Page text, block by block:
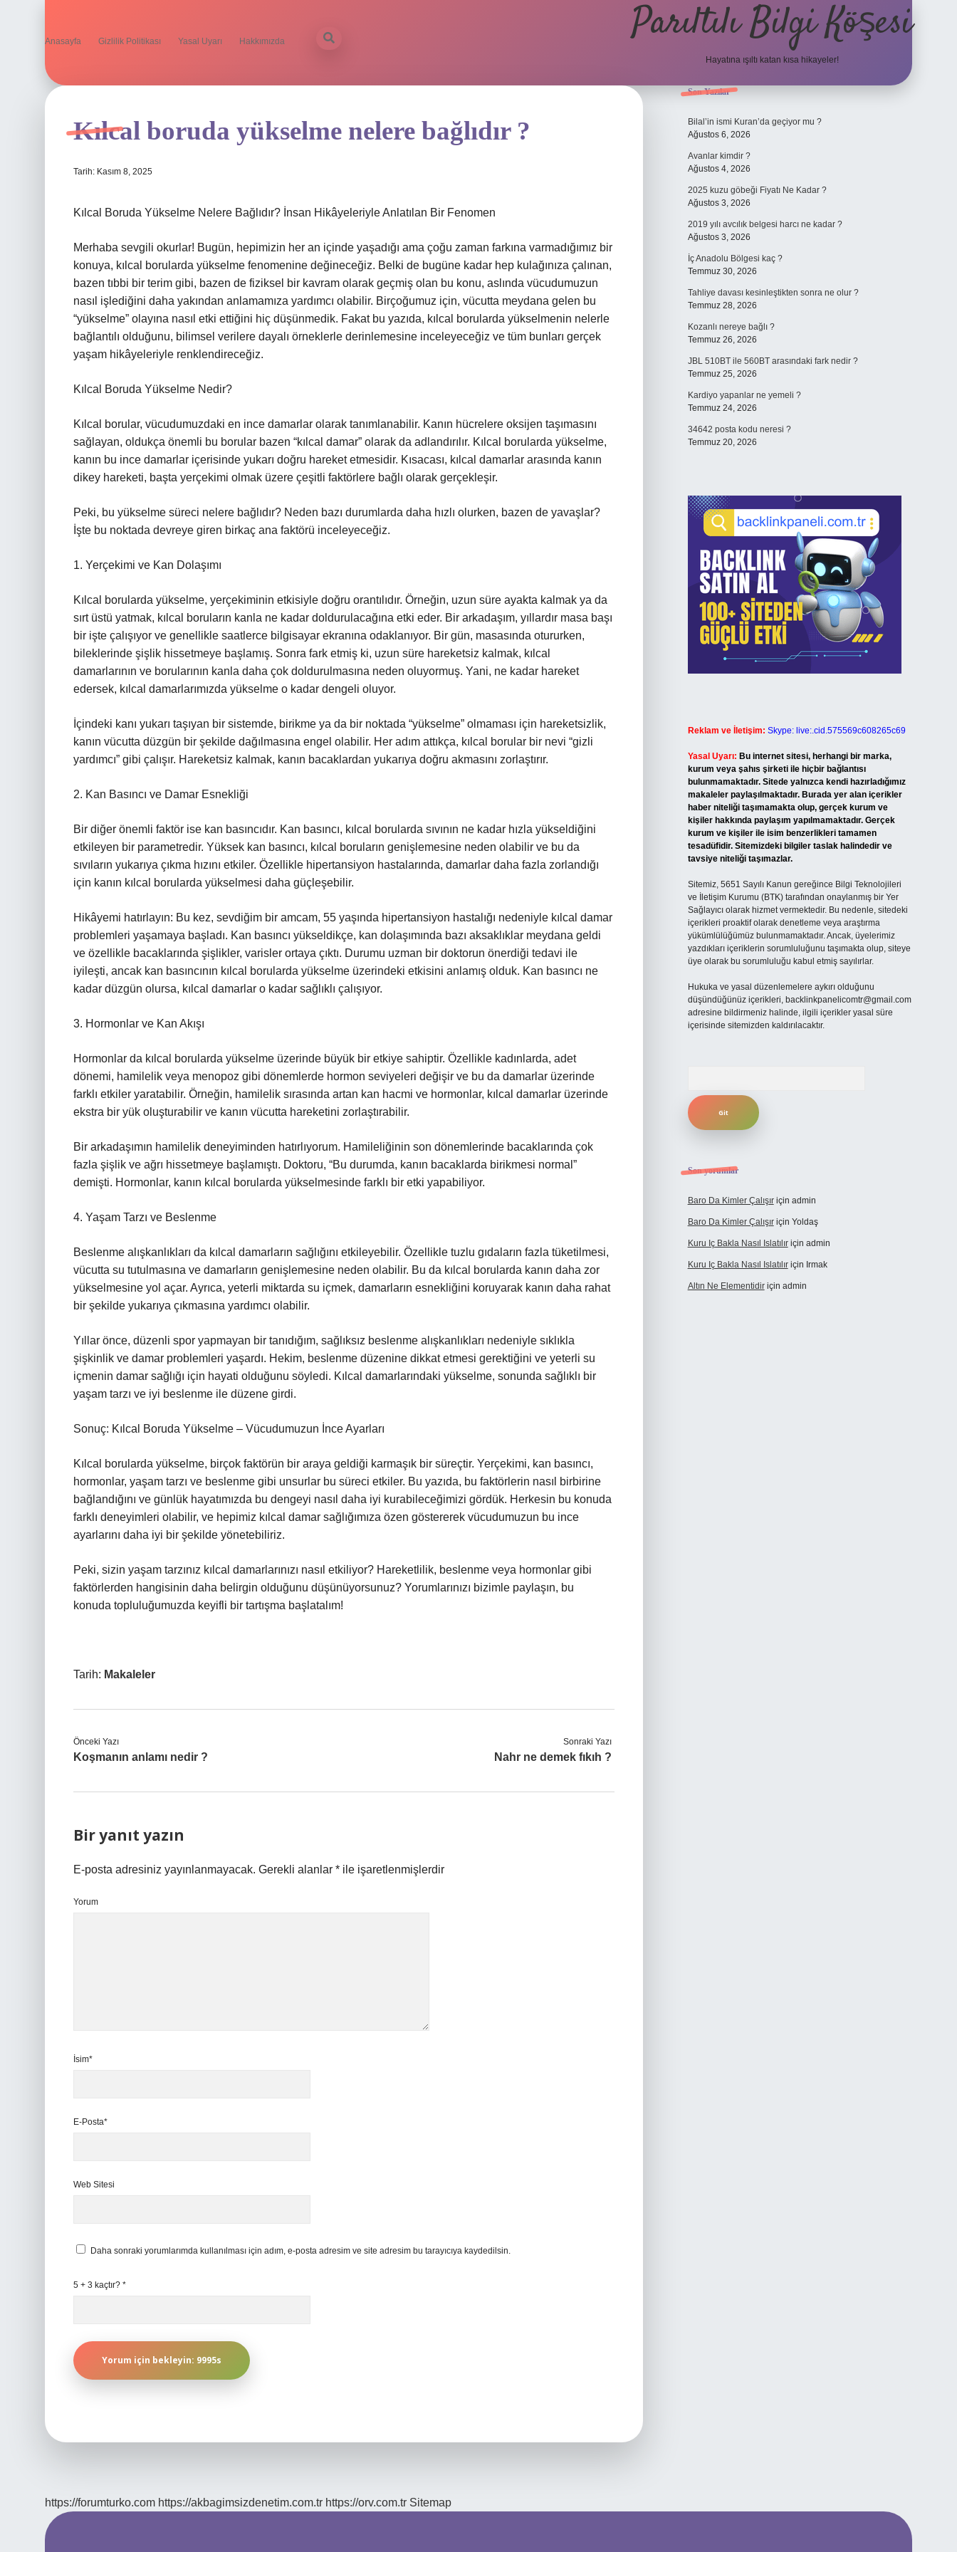
Anasayfa Gizlilik Politikası Yasal Uyarı Hakkımızda Parıltılı Bilgi Köşesi
Hayatına ışıltı katan kısa hikayeler!
Kılcal boruda yükselme nelere bağlıdır ?
Tarih: Kasım 8, 2025
Kılcal Boruda Yükselme Nelere Bağlıdır? İnsan Hikâyeleriyle Anlatılan Bir Fenomen
Merhaba sevgili okurlar! Bugün, hepimizin her an içinde yaşadığı ama çoğu zaman farkına varmadığımız bir
konuya, kılcal borularda yükselme fenomenine değineceğiz. Belki de bugüne kadar hep kulağınıza çalınan,
bazen tıbbi bir terim gibi, bazen de fiziksel bir kavram olarak geçmiş olan bu konu, aslında vücudumuzun
nasıl işlediğini daha yakından anlamamıza yardımcı olabilir. Birçoğumuz için, vücutta meydana gelen bu
“yükselme” olayına nasıl etki ettiğini hiç düşünmedik. Fakat bu yazıda, kılcal borularda yükselmenin nelerle
bağlantılı olduğunu, bilimsel verilere dayalı örneklerle derinlemesine inceleyeceğiz ve tüm bunları gerçek
yaşam hikâyeleriyle renklendireceğiz.
Kılcal Boruda Yükselme Nedir?
Kılcal borular, vücudumuzdaki en ince damarlar olarak tanımlanabilir. Kanın hücrelere oksijen taşımasını
sağlayan, oldukça önemli bu borular bazen “kılcal damar” olarak da adlandırılır. Kılcal borularda yükselme,
kanın bu ince damarlar içerisinde yukarı doğru hareket etmesidir. Kısacası, kılcal damarlar arasında kanın
dikey hareketi, başta yerçekimi olmak üzere çeşitli faktörlere bağlı olarak gerçekleşir.
Peki, bu yükselme süreci nelere bağlıdır? Neden bazı durumlarda daha hızlı olurken, bazen de yavaşlar?
İşte bu noktada devreye giren birkaç ana faktörü inceleyeceğiz.
1. Yerçekimi ve Kan Dolaşımı
Kılcal borularda yükselme, yerçekiminin etkisiyle doğru orantılıdır. Örneğin, uzun süre ayakta kalmak ya da
sırt üstü yatmak, kılcal boruların kanla ne kadar doldurulacağına etki eder. Bir arkadaşım, yıllardır masa başı
bir işte çalışıyor ve genellikle saatlerce bilgisayar ekranına odaklanıyor. Bir gün, masasında otururken,
bileklerinde şişlik hissetmeye başlamış. Sonra fark etmiş ki, uzun süre hareketsiz kalmak, kılcal
damarlarının ve borularının kanla daha çok doldurulmasına neden oluyormuş. Yani, ne kadar hareket
edersek, kılcal damarlarımızda yükselme o kadar dengeli oluyor.
İçindeki kanı yukarı taşıyan bir sistemde, birikme ya da bir noktada “yükselme” olmaması için hareketsizlik,
kanın vücutta düzgün bir şekilde dağılmasına engel olabilir. Her adım attıkça, kılcal borular bir nevi “gizli
yardımcı” gibi çalışır. Hareketsiz kalmak, kanın bacaklardan yukarıya doğru akmasını zorlaştırır.
2. Kan Basıncı ve Damar Esnekliği
Bir diğer önemli faktör ise kan basıncıdır. Kan basıncı, kılcal borularda sıvının ne kadar hızla yükseldiğini
etkileyen bir parametredir. Yüksek kan basıncı, kılcal boruların genişlemesine neden olabilir ve bu da
sıvıların yukarıya çıkma hızını etkiler. Özellikle hipertansiyon hastalarında, damarlar daha fazla zorlandığı
için kanın kılcal borularda yükselmesi daha güçleşebilir.
Hikâyemi hatırlayın: Bu kez, sevdiğim bir amcam, 55 yaşında hipertansiyon hastalığı nedeniyle kılcal damar
problemleri yaşamaya başladı. Kan basıncı yükseldikçe, kan dolaşımında bazı aksaklıklar meydana geldi
ve özellikle bacaklarında şişlikler, varisler ortaya çıktı. Durumu uzman bir doktorun önerdiği tedavi ile
iyileşti, ancak kan basıncının kılcal borularda yükselme üzerindeki etkisini anlamış olduk. Kan basıncı ne
kadar düzgün olursa, kılcal damarlar o kadar sağlıklı çalışıyor.
3. Hormonlar ve Kan Akışı
Hormonlar da kılcal borularda yükselme üzerinde büyük bir etkiye sahiptir. Özellikle kadınlarda, adet
dönemi, hamilelik veya menopoz gibi dönemlerde hormon seviyeleri değişir ve bu da damarlar üzerinde
farklı etkiler yaratabilir. Örneğin, hamilelik sırasında artan kan hacmi ve hormonlar, kılcal damarlar üzerinde
ekstra bir yük oluşturabilir ve kanın vücutta hareketini zorlaştırabilir.
Bir arkadaşımın hamilelik deneyiminden hatırlıyorum. Hamileliğinin son dönemlerinde bacaklarında çok
fazla şişlik ve ağrı hissetmeye başlamıştı. Doktoru, “Bu durumda, kanın bacaklarda birikmesi normal”
demişti. Hormonlar, kanın kılcal borularda yükselmesinde farklı bir etki yapabiliyor.
4. Yaşam Tarzı ve Beslenme
Beslenme alışkanlıkları da kılcal damarların sağlığını etkileyebilir. Özellikle tuzlu gıdaların fazla tüketilmesi,
vücutta su tutulmasına ve damarların genişlemesine neden olabilir. Bu da kılcal borularda kanın daha zor
yükselmesine yol açar. Ayrıca, yeterli miktarda su içmek, damarların esnekliğini koruyarak kanın daha rahat
bir şekilde yukarıya çıkmasına yardımcı olabilir.
Yıllar önce, düzenli spor yapmayan bir tanıdığım, sağlıksız beslenme alışkanlıkları nedeniyle sıklıkla
şişkinlik ve damar problemleri yaşardı. Hekim, beslenme düzenine dikkat etmesi gerektiğini ve yeterli su
içmenin damar sağlığı için hayati olduğunu söyledi. Kılcal damarlarındaki yükselme, sonunda sağlıklı bir
yaşam tarzı ve iyi beslenme ile düzene girdi.
Sonuç: Kılcal Boruda Yükselme – Vücudumuzun İnce Ayarları
Kılcal borularda yükselme, birçok faktörün bir araya geldiği karmaşık bir süreçtir. Yerçekimi, kan basıncı,
hormonlar, yaşam tarzı ve beslenme gibi unsurlar bu süreci etkiler. Bu yazıda, bu faktörlerin nasıl birbirine
bağlandığını ve günlük hayatımızda bu dengeyi nasıl daha iyi kurabileceğimizi gördük. Herkesin bu konuda
farklı deneyimleri olabilir, ve hepimiz kılcal damar sağlığımıza özen göstererek vücudumuzun bu ince
ayarlarını daha iyi bir şekilde yönetebiliriz.
Peki, sizin yaşam tarzınız kılcal damarlarınızı nasıl etkiliyor? Hareketlilik, beslenme veya hormonlar gibi
faktörlerden hangisinin daha belirgin olduğunu düşünüyorsunuz? Yorumlarınızı bizimle paylaşın, bu
konuda topluluğumuzda keyifli bir tartışma başlatalım!
Tarih: Makaleler
Önceki Yazı
Koşmanın anlamı nedir ?
Sonraki Yazı
Nahr ne demek fıkıh ?
Bir yanıt yazın
E-posta adresiniz yayınlanmayacak. Gerekli alanlar * ile işaretlenmişlerdir
Yorum
İsim*
E-Posta*
Web Sitesi
Daha sonraki yorumlarımda kullanılması için adım, e-posta adresim ve site adresim bu tarayıcıya kaydedilsin.
5 + 3 kaçtır? *
https://forumturko.com https://akbagimsizdenetim.com.tr https://orv.com.tr Sitemap
Sidebar
Son Yazılar
Bilal’in ismi Kuran’da geçiyor mu ?
Ağustos 6, 2026
Avanlar kimdir ?
Ağustos 4, 2026
2025 kuzu göbeği Fiyatı Ne Kadar ?
Ağustos 3, 2026
2019 yılı avcılık belgesi harcı ne kadar ?
Ağustos 3, 2026
İç Anadolu Bölgesi kaç ?
Temmuz 30, 2026
Tahliye davası kesinleştikten sonra ne olur ?
Temmuz 28, 2026
Kozanlı nereye bağlı ?
Temmuz 26, 2026
JBL 510BT ile 560BT arasındaki fark nedir ?
Temmuz 25, 2026
Kardiyo yapanlar ne yemeli ?
Temmuz 24, 2026
34642 posta kodu neresi ?
Temmuz 20, 2026
Reklam ve İletişim: Skype: live:.cid.575569c608265c69
Yasal Uyarı: Bu internet sitesi, herhangi bir marka,
kurum veya şahıs şirketi ile hiçbir bağlantısı
bulunmamaktadır. Sitede yalnızca kendi hazırladığımız
makaleler paylaşılmaktadır. Burada yer alan içerikler
haber niteliği taşımamakta olup, gerçek kurum ve
kişiler hakkında paylaşım yapılmamaktadır. Gerçek
kurum ve kişiler ile isim benzerlikleri tamamen
tesadüfidir. Sitemizdeki bilgiler taslak halindedir ve
tavsiye niteliği taşımazlar.
Sitemiz, 5651 Sayılı Kanun gereğince Bilgi Teknolojileri
ve İletişim Kurumu (BTK) tarafından onaylanmış bir Yer
Sağlayıcı olarak hizmet vermektedir. Bu nedenle, sitedeki
içerikleri proaktif olarak denetleme veya araştırma
yükümlülüğümüz bulunmamaktadır. Ancak, üyelerimiz
yazdıkları içeriklerin sorumluluğunu taşımakta olup, siteye
üye olarak bu sorumluluğu kabul etmiş sayılırlar.
Hukuka ve yasal düzenlemelere aykırı olduğunu
düşündüğünüz içerikleri, backlinkpanelicomtr@gmail.com
adresine bildirmeniz halinde, ilgili içerikler yasal süre
içerisinde sitemizden kaldırılacaktır.
Son yorumlar
Baro Da Kimler Çalışıriçin admin
Baro Da Kimler Çalışıriçin Yoldaş
Kuru Iç Bakla Nasıl Islatılıriçin admin
Kuru Iç Bakla Nasıl Islatılıriçin Irmak
Altın Ne Elementidiriçin admin